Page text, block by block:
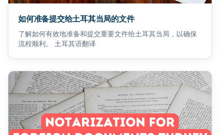
如何准备提交给土耳其当局的文件
了解如何有效地准备和提交重要文件给土耳其当局，以确保
流程顺利。 土耳其语翻译